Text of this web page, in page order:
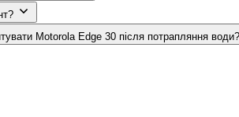
Motorola Edge 30 після потрапляння води?